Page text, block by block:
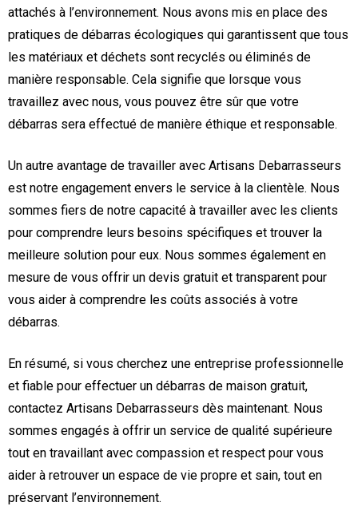
attachés à l’environnement. Nous avons mis en place des
pratiques de débarras écologiques qui garantissent que tous
les matériaux et déchets sont recyclés ou éliminés de
manière responsable. Cela signifie que lorsque vous
travaillez avec nous, vous pouvez être sûr que votre
débarras sera effectué de manière éthique et responsable.
Un autre avantage de travailler avec Artisans Debarrasseurs
est notre engagement envers le service à la clientèle. Nous
sommes fiers de notre capacité à travailler avec les clients
pour comprendre leurs besoins spécifiques et trouver la
meilleure solution pour eux. Nous sommes également en
mesure de vous offrir un devis gratuit et transparent pour
vous aider à comprendre les coûts associés à votre
débarras.
En résumé, si vous cherchez une entreprise professionnelle
et fiable pour effectuer un débarras de maison gratuit,
contactez Artisans Debarrasseurs dès maintenant. Nous
sommes engagés à offrir un service de qualité supérieure
tout en travaillant avec compassion et respect pour vous
aider à retrouver un espace de vie propre et sain, tout en
préservant l’environnement.